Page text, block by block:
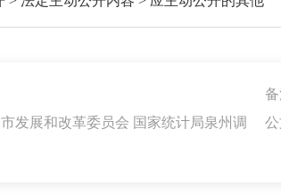
发展和改革委员会 国家统计局泉州调